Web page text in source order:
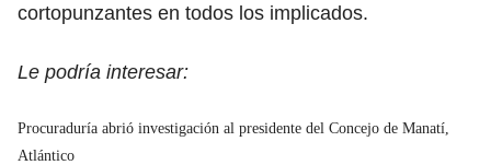
cortopunzantes en todos los implicados.
Le podría interesar:
Procuraduría abrió investigación al presidente del Concejo de Manatí,
Atlántico